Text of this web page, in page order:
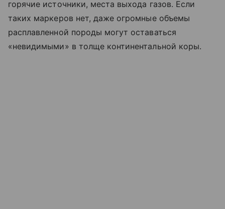
горячие источники, места выхода газов. Если
таких маркеров нет, даже огромные объемы
расплавленной породы могут оставаться
«невидимыми» в толще континентальной коры.